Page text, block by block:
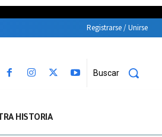
Registrarse / Unirse
Buscar
HISTORIA